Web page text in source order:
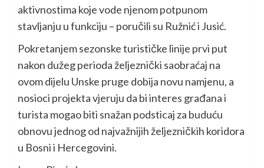
aktivnostima koje vode njenom potpunom
stavljanju u funkciju – poručili su Ružnić i Jusić.
Pokretanjem sezonske turističke linije prvi put
nakon dužeg perioda željeznički saobraćaj na
ovom dijelu Unske pruge dobija novu namjenu, a
nosioci projekta vjeruju da bi interes građana i
turista mogao biti snažan podsticaj za buduću
obnovu jednog od najvažnijih željezničkih koridora
u Bosni i Hercegovini.